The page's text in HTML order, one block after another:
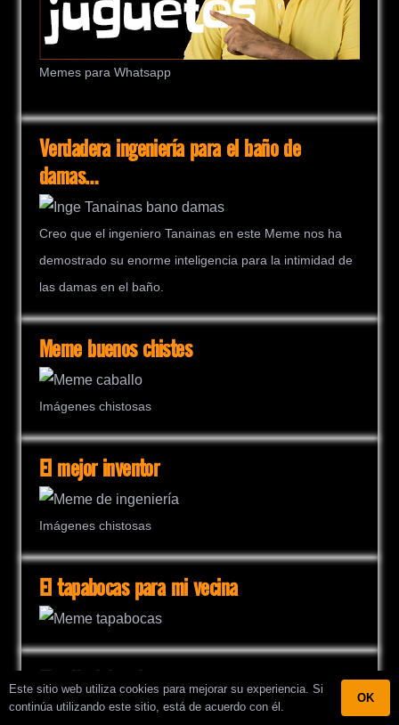
Memes para Whatsapp
Verdadera ingeniería para el baño de
damas…
Creo que el ingeniero Tanainas en este Meme nos ha
demostrado su enorme inteligencia para la intimidad de
las damas en el baño.
Meme buenos chistes
Imágenes chistosas
El mejor inventor
Imágenes chistosas
El tapabocas para mi vecina
El grito laboral
Este sitio web utiliza cookies para mejorar su experiencia. Si
continúa utilizando este sitio, está de acuerdo con él.
OK